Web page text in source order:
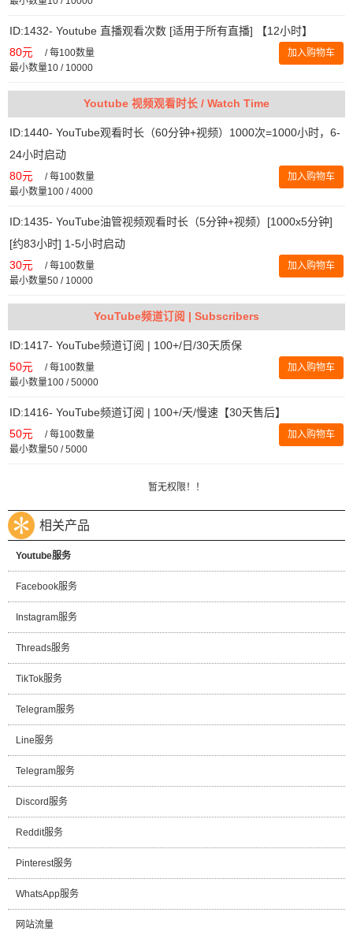
ID:1432- Youtube 直播观看次数 [适用于所有直播] 【12小时】
80元 /每100数量
最小数量10 / 10000
加入购物车
Youtube 视频观看时长 / Watch Time
ID:1440- YouTube观看时长（60分钟+视频）1000次=1000小时，6-
24小时启动
80元 /每100数量
最小数量100 / 4000
加入购物车
ID:1435- YouTube油管视频观看时长（5分钟+视频）[1000x5分钟]
[约83小时] 1-5小时启动
30元 /每100数量
最小数量50 / 10000
加入购物车
YouTube频道订阅 | Subscribers
ID:1417- YouTube频道订阅 | 100+/日/30天质保
50元 /每100数量
最小数量100 / 50000
加入购物车
ID:1416- YouTube频道订阅 | 100+/天/慢速【30天售后】
50元 /每100数量
最小数量50 / 5000
加入购物车
暂无权限！！
相关产品
Youtube服务
Facebook服务
Instagram服务
Threads服务
TikTok服务
Telegram服务
Line服务
Telegram服务
Discord服务
Reddit服务
Pinterest服务
WhatsApp服务
网站流量